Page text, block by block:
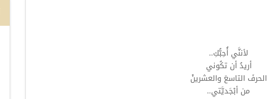
لأننَّي أُحِبُّكِ..
أريدُ أن تكُوني
الحرفَ التاسعَ والعشرينْ
من أبْجَديَّتي..